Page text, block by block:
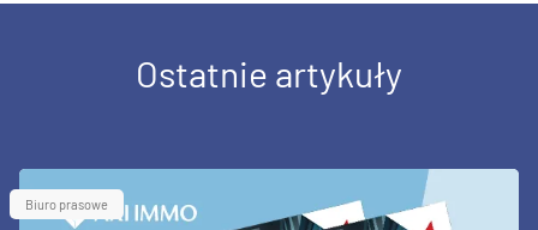
Ostatnie artykuły
Biuro prasowe